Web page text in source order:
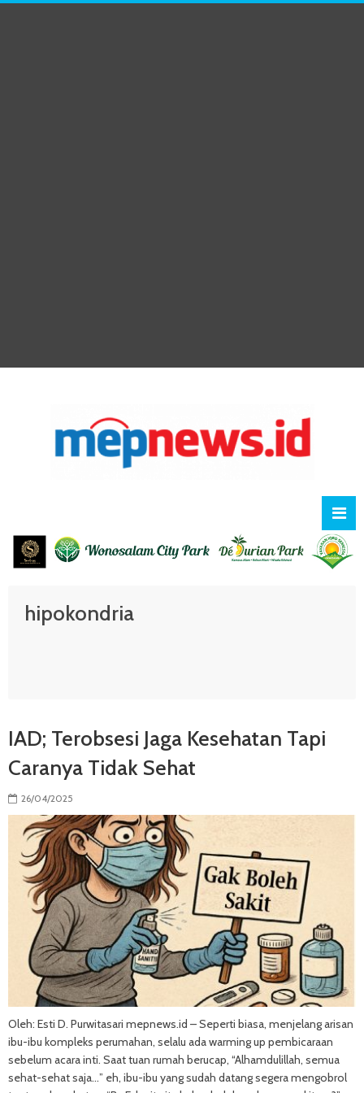
hipokondria
IAD; Terobsesi Jaga Kesehatan Tapi
Caranya Tidak Sehat
26/04/2025
Oleh: Esti D. Purwitasari mepnews.id – Seperti biasa, menjelang arisan
ibu-ibu kompleks perumahan, selalu ada warming up pembicaraan
sebelum acara inti. Saat tuan rumah berucap, “Alhamdulillah, semua
sehat-sehat saja…” eh, ibu-ibu yang sudah datang segera mengobrol